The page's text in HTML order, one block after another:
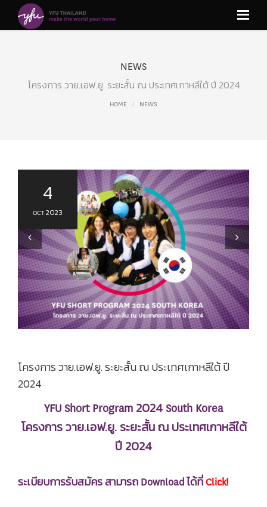
NEWS
โครงการ วาย.เอฟ.ยู. ระยะสั้น ณ ประเทศเกาหลีใต้ ปี 2024
HOME NEWS
4
OCT 2023
Previous Next
โครงการ วาย.เอฟ.ยู. ระยะสั้น ณ ประเทศเกาหลีใต้ ปี
2024
YFU Short Program 2024 South Korea
โครงการ วาย.เอฟ.ยู. ระยะสั้น ณ ประเทศเกาหลีใต้
ปี 2024
ระเบียบการรับสมัคร สามารถ Download ได้ที่Click!